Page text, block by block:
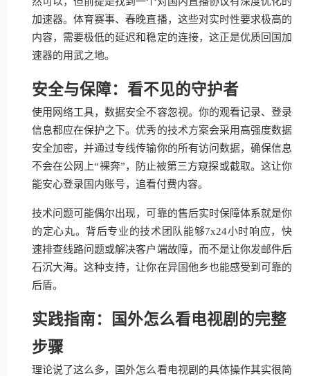
加速器。体育赛事、春晚直播，这些对实时性要求极高的
内容，需要极低的延迟和稳定的连接，这正是优质回国加
速器的用武之地。
安全与保障：看不见的守护者
使用网络工具，数据安全不容忽视。你的观看记录、登录
信息都应在保护之下。优秀的技术方案会采用高强度数据
安全加密，并通过专线传输你的所有访问数据，确保信息
不会在公网上“裸奔”，防止被第三方窥探或截取。这让你
能安心登录国内账号，追看付费内容。
技术问题可能偶尔出现，可靠的售后实时保障体系就是你
的定心丸。背后专业的技术团队能够7x24小时响应，快
速排查线路问题或解决客户端故障，而不是让你发邮件后
石沉大海。这种支持，让你在异国他乡也能感受到可靠的
后盾。
实践指南：国外怎么看电视剧的完整
步骤
理论说了这么多，国外怎么看电视剧的具体操作其实很简